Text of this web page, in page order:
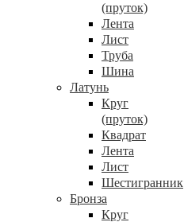
(пруток)
Лента
Лист
Труба
Шина
Латунь
Круг
(пруток)
Квадрат
Лента
Лист
Шестигранник
Бронза
Круг